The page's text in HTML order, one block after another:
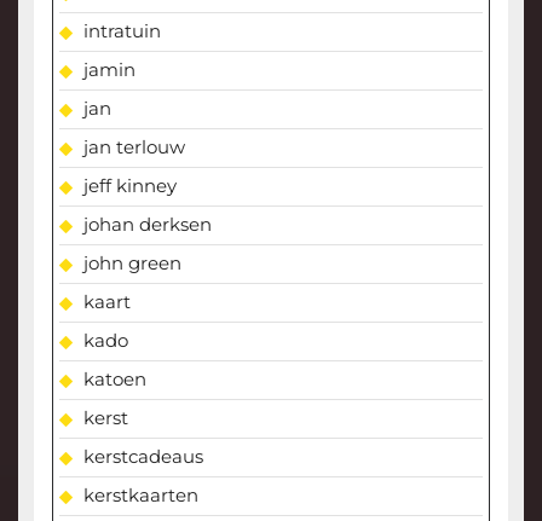
intratuin
jamin
jan
jan terlouw
jeff kinney
johan derksen
john green
kaart
kado
katoen
kerst
kerstcadeaus
kerstkaarten